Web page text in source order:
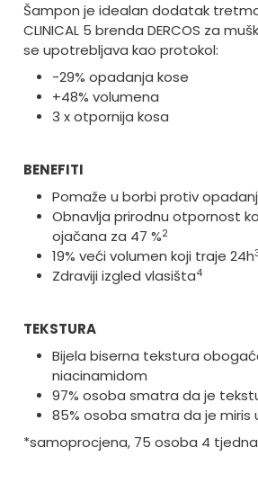
Šampon je idealan dodatak
CLINICAL 5 brenda DERCOS za
se upotrebljava kao protokol:
-29% opadanja kose
+48% volumena
3 x otpornija kosa
BENEFITI
Pomaže u borbi protiv
Obnavlja prirodnu otpornost
ojačana za 47 %2
19% veći volumen koji traje 24h
Zdraviji izgled vlasišta4
TEKSTURA
Bijela biserna tekstura
niacinamidom
97% osoba smatra da je
85% osoba smatra da je miris
*samoprocjena, 75 osoba 4